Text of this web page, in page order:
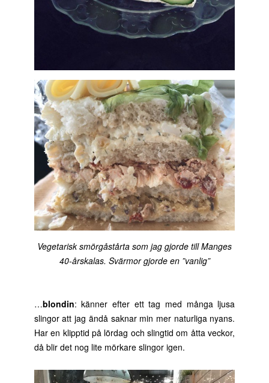
Vegetarisk smörgåstårta som jag gjorde till Manges
40-årskalas. Svärmor gjorde en ”vanlig”
…blondin: känner efter ett tag med många ljusa
slingor att jag ändå saknar min mer naturliga nyans.
Har en klipptid på lördag och slingtid om åtta veckor,
då blir det nog lite mörkare slingor igen.